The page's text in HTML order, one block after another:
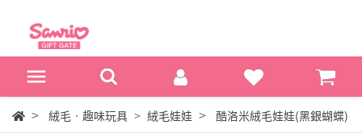
絨毛‧趣味玩具 絨毛娃娃 酷洛米絨毛娃娃(黑銀蝴蝶)